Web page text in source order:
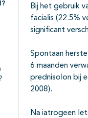
Bij het gebruik
facialis (22.5%
significant
Spontaan
6 maanden
prednisolon bij
2008).
Na iatrogeen